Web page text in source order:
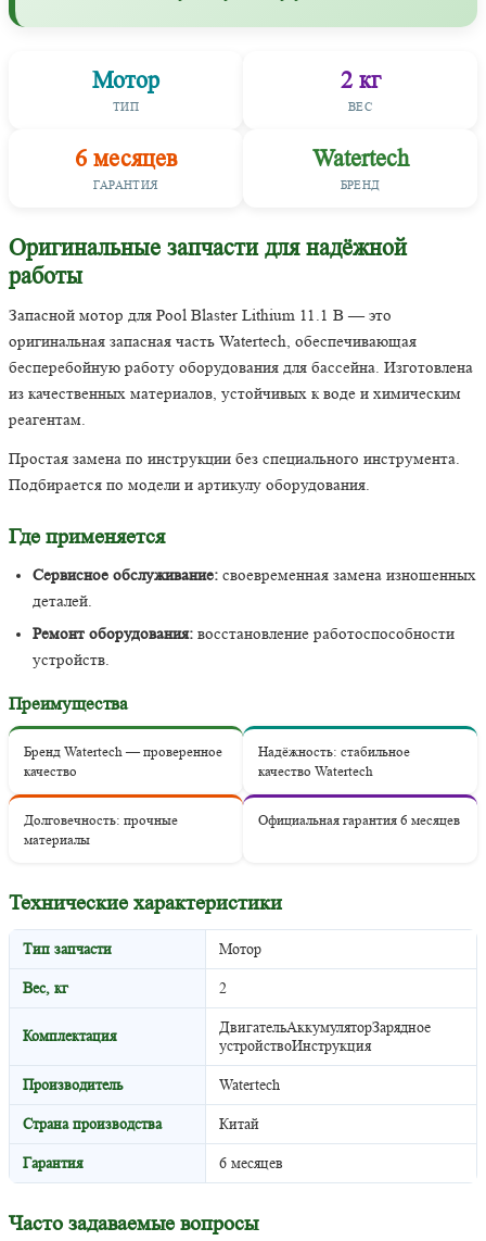
Мотор
ТИП
2 кг
ВЕС
6 месяцев
ГАРАНТИЯ
Watertech
БРЕНД
Оригинальные запчасти для надёжной
работы
Запасной мотор для Pool Blaster Lithium 11.1 В — это
оригинальная запасная часть Watertech, обеспечивающая
бесперебойную работу оборудования для бассейна. Изготовлена
из качественных материалов, устойчивых к воде и химическим
реагентам.
Простая замена по инструкции без специального инструмента.
Подбирается по модели и артикулу оборудования.
Где применяется
Сервисное обслуживание: своевременная замена изношенных
деталей.
Ремонт оборудования: восстановление работоспособности
устройств.
Преимущества
Бренд Watertech — проверенное
качество
Надёжность: стабильное
качество Watertech
Долговечность: прочные
материалы
Официальная гарантия 6 месяцев
Технические характеристики
Тип запчасти Мотор
Вес, кг 2
Комплектация
ДвигательАккумуляторЗарядное
устройствоИнструкция
Производитель Watertech
Страна производства Китай
Гарантия 6 месяцев
Часто задаваемые вопросы